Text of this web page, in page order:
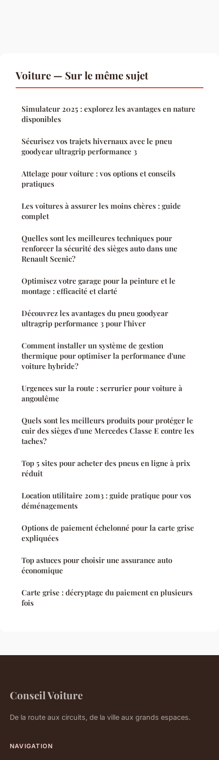
Voiture — Sur le même sujet
Simulateur 2025 : explorez les avantages en nature
disponibles
Sécurisez vos trajets hivernaux avec le pneu
goodyear ultragrip performance 3
Attelage pour voiture : vos options et conseils
pratiques
Les voitures à assurer les moins chères : guide
complet
Quelles sont les meilleures techniques pour
renforcer la sécurité des sièges auto dans une
Renault Scenic?
Optimisez votre garage pour la peinture et le
montage : efficacité et clarté
Découvrez les avantages du pneu goodyear
ultragrip performance 3 pour l'hiver
Comment installer un système de gestion
thermique pour optimiser la performance d'une
voiture hybride?
Urgences sur la route : serrurier pour voiture à
angoulême
Quels sont les meilleurs produits pour protéger le
cuir des sièges d'une Mercedes Classe E contre les
taches?
Top 5 sites pour acheter des pneus en ligne à prix
réduit
Location utilitaire 20m3 : guide pratique pour vos
déménagements
Options de paiement échelonné pour la carte grise
expliquées
Top astuces pour choisir une assurance auto
économique
Carte grise : décryptage du paiement en plusieurs
fois
Conseil Voiture
De la route aux circuits, de la ville aux grands espaces.
NAVIGATION